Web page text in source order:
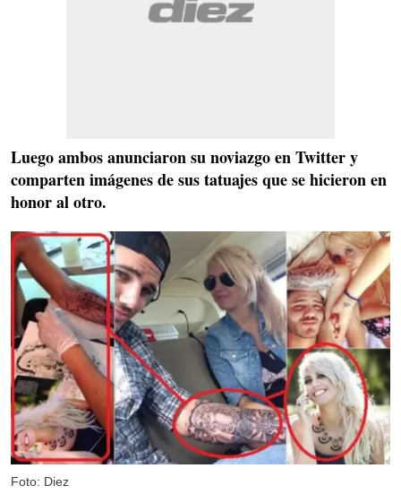
Luego ambos anunciaron su noviazgo en Twittery
comparten imágenes de sus tatuajes que se hicieron en
honor al otro.
Foto: Diez